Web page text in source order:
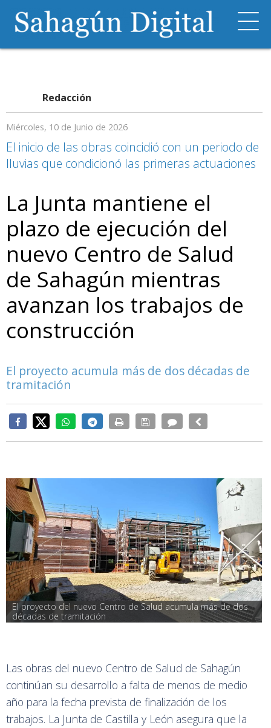
Redacción
Miércoles, 10 de Junio de 2026
El inicio de las obras coincidió con un periodo de
lluvias que condicionó las primeras actuaciones
La Junta mantiene el
plazo de ejecución del
nuevo Centro de Salud
de Sahagún mientras
avanzan los trabajos de
construcción
El proyecto acumula más de dos décadas de
tramitación
El proyecto del nuevo Centro de Salud acumula más de dos
décadas de tramitación
Las obras del nuevo Centro de Salud de Sahagún
continúan su desarrollo a falta de menos de medio
año para la fecha prevista de finalización de los
trabajos. La Junta de Castilla y León asegura que la